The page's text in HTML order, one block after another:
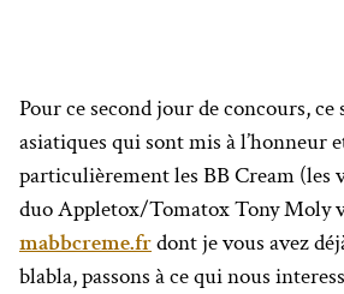
Pour ce second jour de concours,
asiatiques qui sont mis à l’honneur
particulièrement les BB Cream (les
duo Appletox/Tomatox Tony Moly
mabbcreme.frdont je vous avez
blabla, passons à ce qui nous